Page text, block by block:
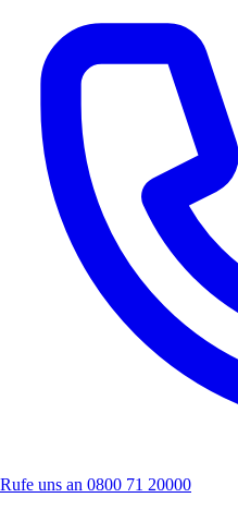
Rufe uns an 0800 71 20000